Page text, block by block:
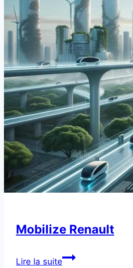
Mobilize Renault
Lire la suiteMobilize